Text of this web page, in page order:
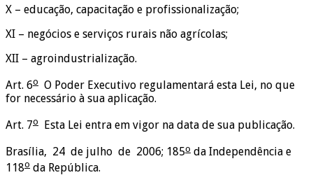
X – educação, capacitação e profissionalização;
XI – negócios e serviços rurais não agrícolas;
XII – agroindustrialização.
Art. 6o O Poder Executivo regulamentará esta Lei, no que
for necessário à sua aplicação.
Art. 7o Esta Lei entra em vigor na data de sua publicação.
Brasília, 24 de julho de 2006; 185o da Independência e
118o da República.